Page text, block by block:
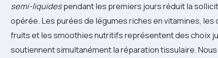
semi-liquidespendant les premiers jours réduit la
opérée. Les purées de légumes riches en vitamines,
fruits et les smoothies nutritifs représentent des choix
soutiennent simultanément la réparation tissulaire.